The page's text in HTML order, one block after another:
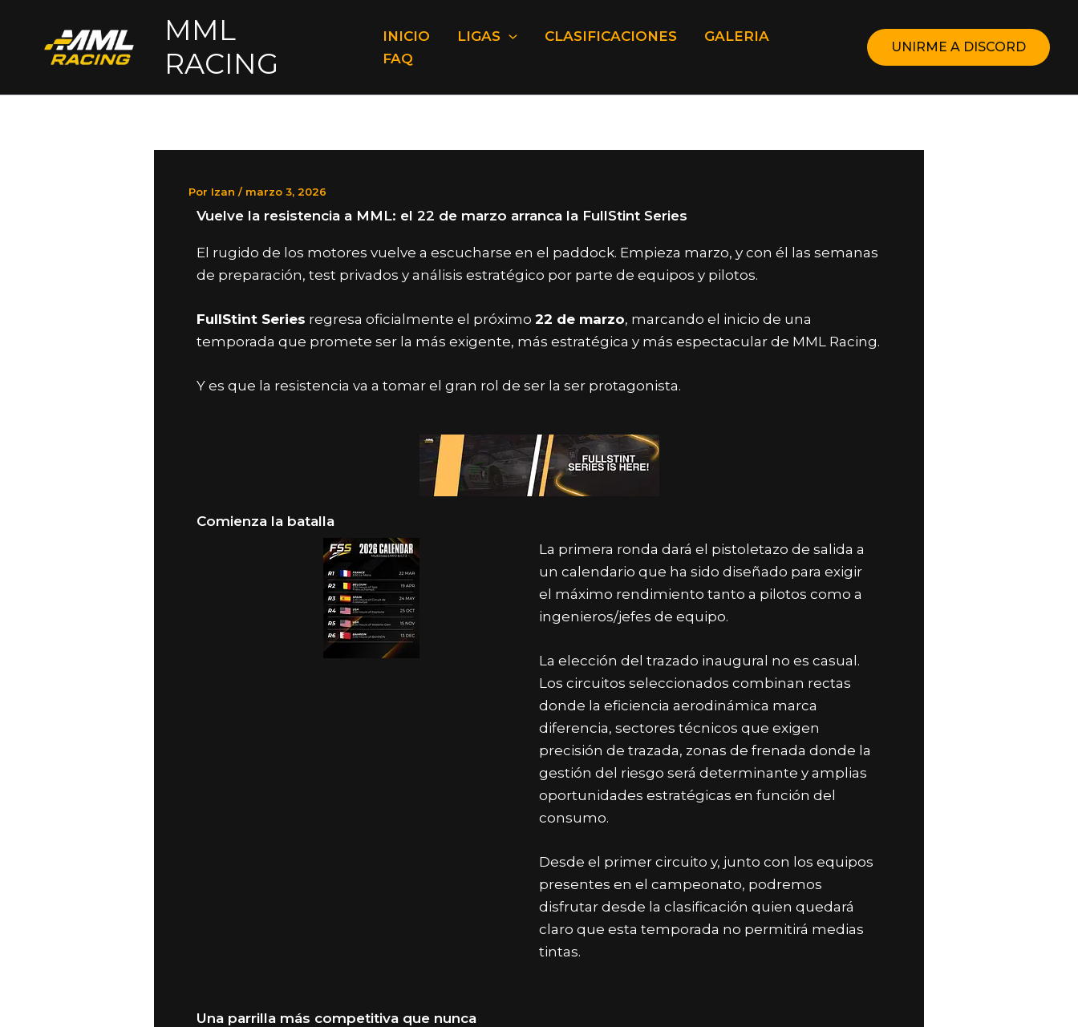
contenido
MML
RACING
INICIO LIGAS CLASIFICACIONES
GALERIA
FAQ
UNIRME A DISCORD
Por Izan / marzo 3, 2026
Vuelve la resistencia a MML: el 22 de marzo arranca la FullStint Series
El rugido de los motores vuelve a escucharse en el paddock. Empieza marzo, y con él las semanas
de preparación, test privados y análisis estratégico por parte de equipos y pilotos.
FullStint Series regresa oficialmente el próximo 22 de marzo, marcando el inicio de una
temporada que promete ser la más exigente, más estratégica y más espectacular de MML Racing.
Y es que la resistencia va a tomar el gran rol de ser la ser protagonista.
Comienza la batalla
La primera ronda dará el pistoletazo de salida a
un calendario que ha sido diseñado para exigir
el máximo rendimiento tanto a pilotos como a
ingenieros/jefes de equipo.
La elección del trazado inaugural no es casual.
Los circuitos seleccionados combinan rectas
donde la eficiencia aerodinámica marca
diferencia, sectores técnicos que exigen
precisión de trazada, zonas de frenada donde la
gestión del riesgo será determinante y amplias
oportunidades estratégicas en función del
consumo.
Desde el primer circuito y, junto con los equipos
presentes en el campeonato, podremos
disfrutar desde la clasificación quien quedará
claro que esta temporada no permitirá medias
tintas.
Una parrilla más competitiva que nunca